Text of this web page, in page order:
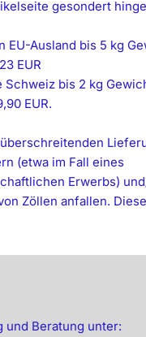
gesondert
EU-Ausland bis 5 kg
EUR
Schweiz bis 2 kg
EUR.
(etwa im Fall eines
Erwerbs)
Zöllen anfallen.
und Beratung unter: